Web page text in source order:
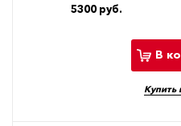
5300 руб.
В
Купить